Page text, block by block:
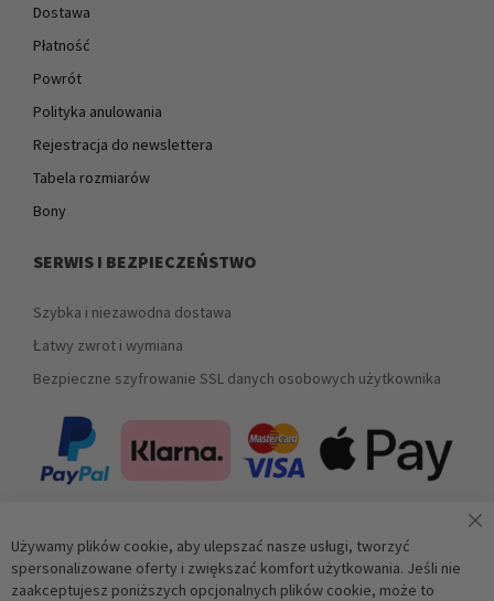
Dostawa
Płatność
Powrót
Polityka anulowania
Rejestracja do newslettera
Tabela rozmiarów
Bony
SERWIS I BEZPIECZEŃSTWO
Szybka i niezawodna dostawa
Łatwy zwrot i wymiana
Bezpieczne szyfrowanie SSL danych osobowych użytkownika
Zapisz się do newslettera
Używamy plików cookie, aby ulepszać nasze usługi, tworzyć
spersonalizowane oferty i zwiększać komfort użytkowania. Jeśli nie
zaakceptujesz poniższych opcjonalnych plików cookie, może to